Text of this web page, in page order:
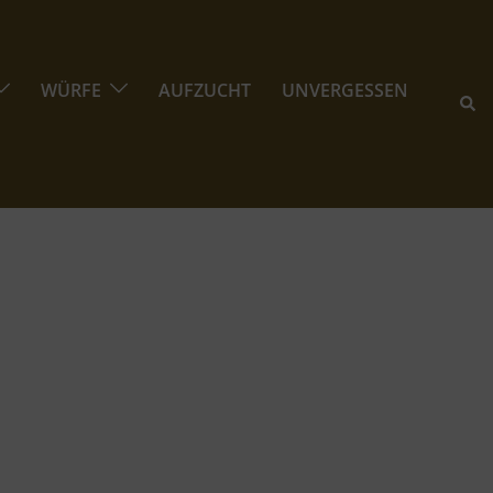
WÜRFE AUFZUCHT UNVERGESSEN